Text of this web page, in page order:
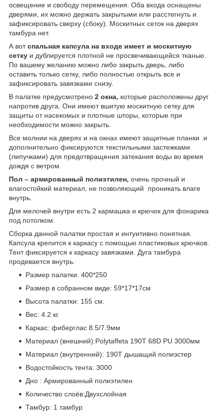
освещение и свободу перемещения. Оба входа оснащены
дверями, их можно держать закрытыми или расстегнуть и
зафиксировать сверху (сбоку). Москитных сеток на дверях
тамбура нет.
А вотспальная капсула на входе имеет и москитную
сетку и дублируется плотной не просвечивающейся тканью.
По вашему желанию можно либо закрыть дверь, либо
оставить только сетку, либо полностью открыть все и
зафиксировать завязками снизу.
В палатке предусмотрено 2 окна, которые расположены друг
напротив друга. Они имеют вшитую москитную сетку для
защиты от насекомых и плотные шторы, которые при
необходимости можно закрыть.
Все молнии на дверях и на окнах имеют защитные планки и
дополнительно фиксируются текстильными застежками
(липучками) для предотвращения затекания воды во время
дождя с ветром.
Пол – армированный полиэтилен, очень прочный и
влагостойкий материал, не позволяющий проникать влаге
внутрь.
Для мелочей внутри есть 2 кармашка и крючок для фонарика
под потолком.
Сборка данной палатки простая и интуитивно понятная.
Капсула крепится к каркасу с помощью пластиковых крючков.
Тент фиксируется к каркасу завязками. Дуга тамбура
продевается внутрь.
Размер палатки: 400*250
Размер в собранном виде: 59*17*17см
Высота палатки: 155 см.
Вес: 4.2 кг.
Каркас: фиберглас 8.5/7.9мм
Материал (внешний):Polytaffeta 190T 68D PU 3000мм
Материал (внутренний): 190T дышащий полиэстер
Водостойкость тента: 3000
Дно : Армированный полиэтилен
Количество слоёв:Двухслойная
Тамбур: 1 тамбур